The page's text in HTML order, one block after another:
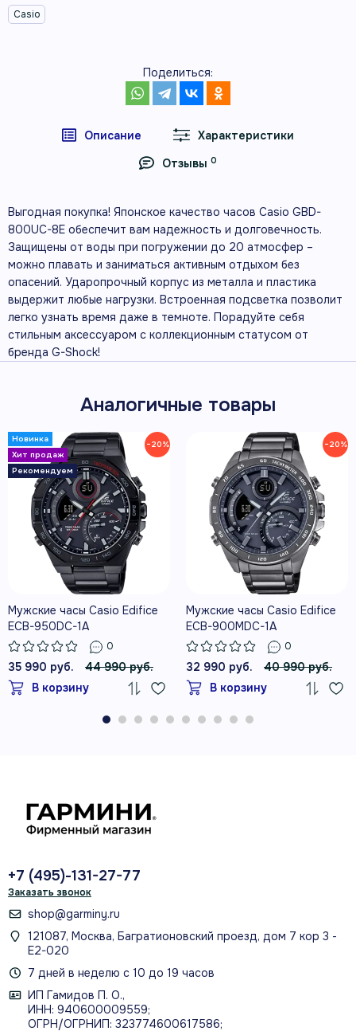
Casio
Поделиться:
Описание
Характеристики
Отзывы 0
Выгодная покупка! Японское качество часов Casio GBD-
800UC-8E обеспечит вам надежность и долговечность.
Защищены от воды при погружении до 20 атмосфер –
можно плавать и заниматься активным отдыхом без
опасений. Ударопрочный корпус из металла и пластика
выдержит любые нагрузки. Встроенная подсветка позволит
легко узнать время даже в темноте. Порадуйте себя
стильным аксессуаром с коллекционным статусом от
бренда G-Shock!
Аналогичные товары
−20%
Мужские часы Casio Edifice
ECB-950DC-1A
0
35 990 руб.
44 990 руб.
В корзину
−20%
Мужские часы Casio Edifice
ECB-900MDC-1A
0
32 990 руб.
40 990 руб.
В корзину
+7 (495)-131-27-77
Заказать звонок
shop@garminy.ru
121087, Москва, Багратионовский проезд, дом 7 кор 3 -
Е2-020
7 дней в неделю с 10 до 19 часов
ИП Гамидов П. О.,
ИНН: 940600009559;
ОГРН/ОГРНИП: 323774600617586;